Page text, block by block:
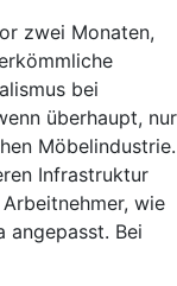
zwei Monaten,
bei
überhaupt, nur
Möbelindustrie.
Infrastruktur
wie
angepasst. Bei